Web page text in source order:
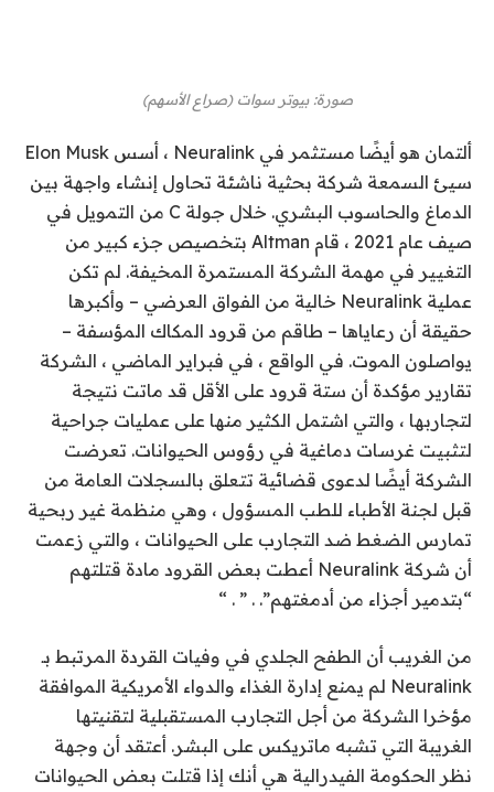
صورة:بيوتر سوات (صراع الأسهم)
ألتمان هو أيضًا مستثمر في Neuralink ، أسس Elon Musk
سيئ السمعة شركة بحثية ناشئة تحاول إنشاء واجهة بين
الدماغ والحاسوب البشري. خلال جولة C من التمويل في
صيف عام 2021 ، قام Altman بتخصيص جزء كبير من
التغيير في مهمة الشركة المستمرة المخيفة. لم تكن
عملية Neuralink خالية من الفواق العرضي – وأكبرها
حقيقة أن رعاياها – طاقم من قرود المكاك المؤسفة –
يواصلون الموت. في الواقع ، في فبراير الماضي ، الشركة
تقارير مؤكدة أن ستة قرود على الأقل قد ماتت نتيجة
لتجاربها ، والتي اشتمل الكثير منها على عمليات جراحية
لتثبيت غرسات دماغية في رؤوس الحيوانات. تعرضت
الشركة أيضًا لدعوى قضائية تتعلق بالسجلات العامة من
قبل لجنة الأطباء للطب المسؤول ، وهي منظمة غير ربحية
تمارس الضغط ضد التجارب على الحيوانات ، والتي زعمت
أن شركة Neuralink أعطت بعض القرود مادة قتلتهم
“بتدمير أجزاء من أدمغتهم”. . ” . “
من الغريب أن الطفح الجلدي في وفيات القردة المرتبط بـ
Neuralink لم يمنع إدارة الغذاء والدواء الأمريكية
الموافقة
مؤخرا الشركة من أجل التجارب المستقبلية لتقنيتها
الغريبة التي تشبه ماتريكس على البشر. أعتقد أن وجهة
نظر الحكومة الفيدرالية هي أنك إذا قتلت بعض الحيوانات